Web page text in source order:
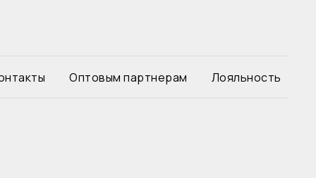
Оптовым партнерам Лояльность